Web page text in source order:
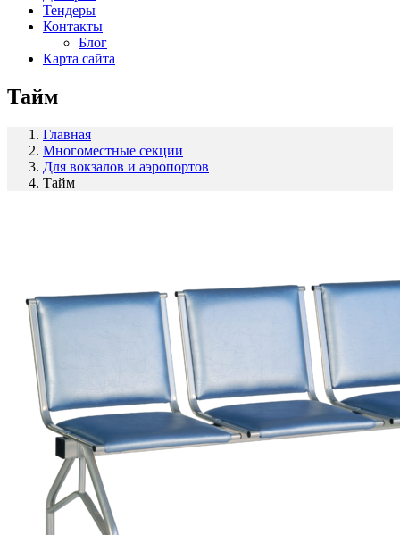
Тендеры
Контакты
Блог
Карта сайта
Тайм
Главная
Многоместные секции
Для вокзалов и аэропортов
Тайм